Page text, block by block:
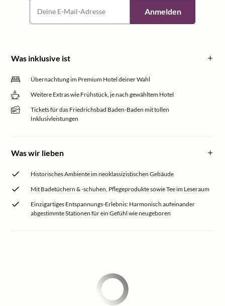
Anmelden
Was inklusive ist
Übernachtung im Premium Hotel deiner Wahl
Weitere Extras wie Frühstück, je nach gewähltem Hotel
Tickets für das Friedrichsbad Baden-Baden mit tollen
Inklusivleistungen
Was wir lieben
Historisches Ambiente im neoklassizistischen Gebäude
Mit Badetüchern & -schuhen, Pflegeprodukte sowie Tee im Leseraum
Einzigartiges Entspannungs-Erlebnis: Harmonisch aufeinander
abgestimmte Stationen für ein Gefühl wie neugeboren